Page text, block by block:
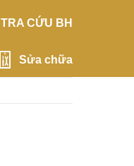
TRA CỨU BH
Sửa chữa